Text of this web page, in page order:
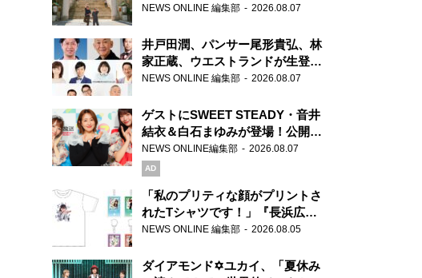
ま」、芝大神宮にてランパンプス
NEWS ONLINE 編集部 2026.08.07
井戸田潤、パンサー尾形貴弘、林
家正蔵、ウエストランドが生登
場！『ラジオビバリー昼ズ』
NEWS ONLINE 編集部 2026.08.07
ゲストにSWEET STEADY・音井
結衣＆白石まゆみが登場！公開収
録で素顔全開！
NEWS ONLINE編集部 2026.08.07
AD
「私のプリティな顔がプリントさ
れたTシャツです！」『長浜広奈
天下無双』初の番組グッズ発売
NEWS ONLINE 編集部 2026.08.05
ダイアモンド✡ユカイ、「夏休み